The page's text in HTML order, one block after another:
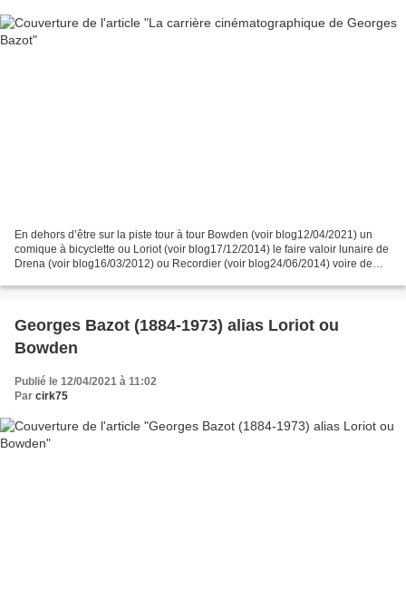
En dehors d’être sur la piste tour à tour Bowden (voir blog12/04/2021) un
comique à bicyclette ou Loriot (voir blog17/12/2014) le faire valoir lunaire de
Drena (voir blog16/03/2012) ou Recordier (voir blog24/06/2014) voire de
Georges Bazot (1884-1973) alias Loriot ou
Bowden
Publié le 12/04/2021 à 11:02
Par cirk75